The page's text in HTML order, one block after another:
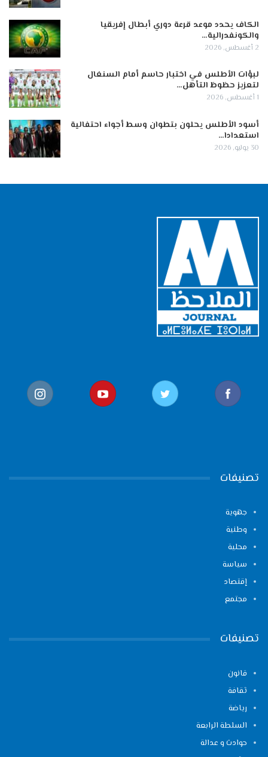
الكاف يحدد موعد قرعة دوري أبطال إفريقيا
والكونفدرالية…
2 أغسطس, 2026
لبؤات الأطلس في اختبار حاسم أمام السنغال
لتعزيز حظوظ التأهل…
1 أغسطس, 2026
أسود الأطلس يحلون بتطوان وسط أجواء احتفالية
استعدادا…
30 يوليو, 2026
تصنيفات
جهوية
وطنية
محلية
سياسة
إقتصاد
مجتمع
تصنيفات
قانون
ثقافة
رياضة
السلطة الرابعة
حوادث و عدالة